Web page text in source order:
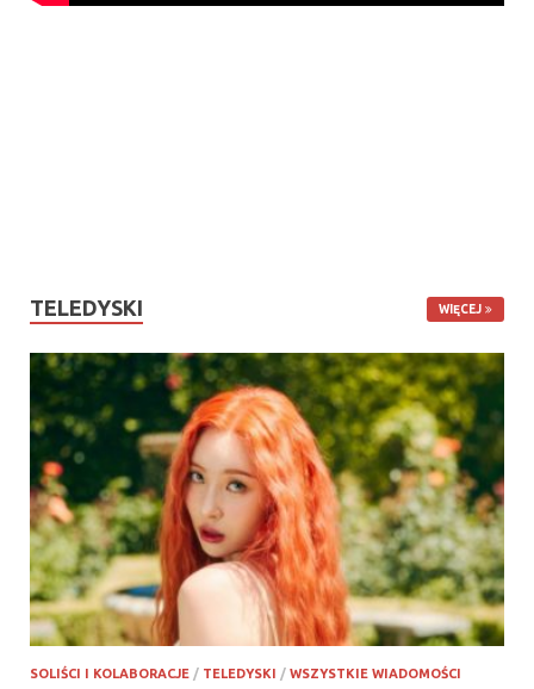
TELEDYSKI WIĘCEJ
SOLIŚCI I KOLABORACJE / TELEDYSKI / WSZYSTKIE WIADOMOŚCI